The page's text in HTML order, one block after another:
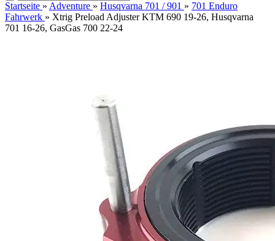
Startseite » Adventure » Husqvarna 701 / 901 » 701 Enduro
Fahrwerk » Xtrig Preload Adjuster KTM 690 19-26, Husqvarna
701 16-26, GasGas 700 22-24